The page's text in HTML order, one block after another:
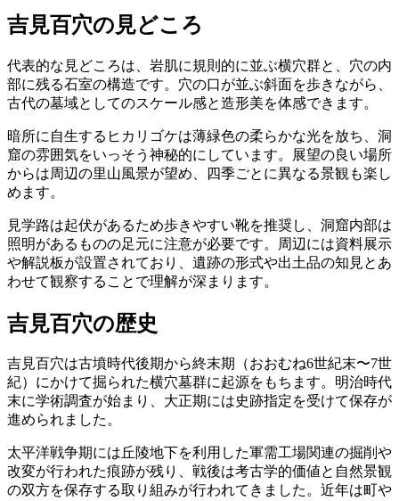
吉見百穴の見どころ
代表的な見どころは、岩肌に規則的に並ぶ横穴群と、穴の内
部に残る石室の構造です。穴の口が並ぶ斜面を歩きながら、
古代の墓域としてのスケール感と造形美を体感できます。
暗所に自生するヒカリゴケは薄緑色の柔らかな光を放ち、洞
窟の雰囲気をいっそう神秘的にしています。展望の良い場所
からは周辺の里山風景が望め、四季ごとに異なる景観も楽し
めます。
見学路は起伏があるため歩きやすい靴を推奨し、洞窟内部は
照明があるものの足元に注意が必要です。周辺には資料展示
や解説板が設置されており、遺跡の形式や出土品の知見とあ
わせて観察することで理解が深まります。
吉見百穴の歴史
吉見百穴は古墳時代後期から終末期（おおむね6世紀末〜7世
紀）にかけて掘られた横穴墓群に起源をもちます。明治時代
末に学術調査が始まり、大正期には史跡指定を受けて保存が
進められました。
太平洋戦争期には丘陵地下を利用した軍需工場関連の掘削や
改変が行われた痕跡が残り、戦後は考古学的価値と自然景観
の双方を保存する取り組みが行われてきました。近年は町や